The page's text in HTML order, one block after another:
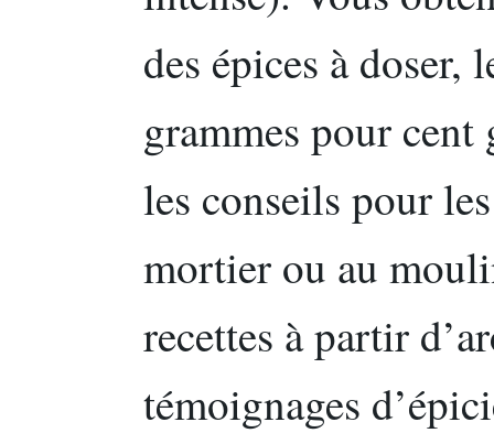
des épices à doser,
grammes pour cent
les conseils pour
mortier ou au
recettes à partir
témoignages